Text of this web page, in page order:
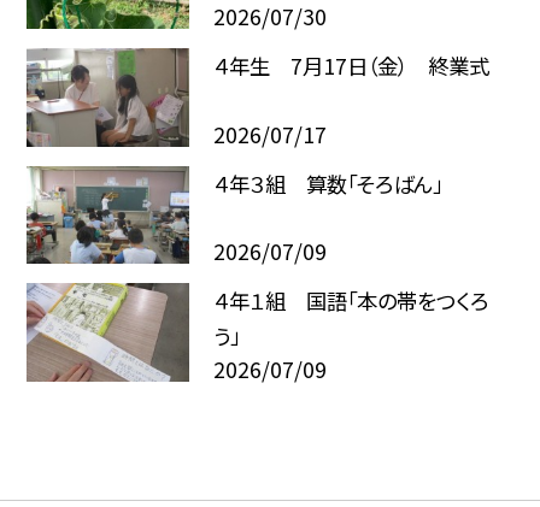
2026/07/30
４年生 7月17日（金） 終業式
2026/07/17
４年３組 算数「そろばん」
2026/07/09
４年１組 国語「本の帯をつくろ
う」
2026/07/09